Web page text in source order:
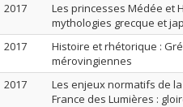
2017
Les princesses Médée et
mythologies grecque et
2017
Histoire et rhétorique :
mérovingiennes
2017
Les enjeux normatifs de
France des Lumières :